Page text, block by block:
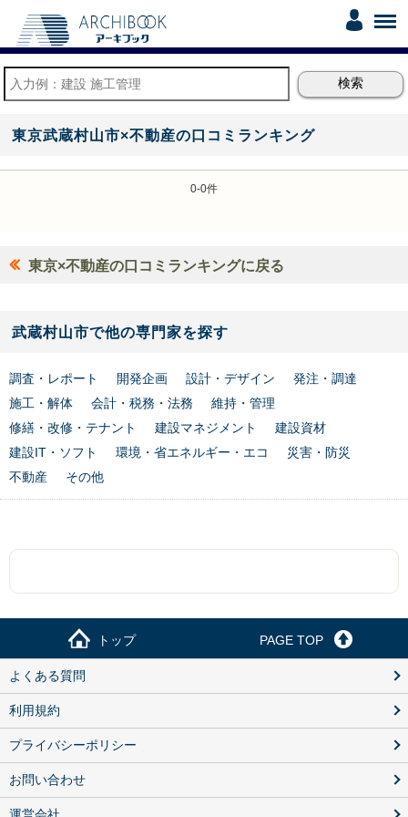
東京武蔵村山市×不動産の口コミランキング
0-0件
東京×不動産の口コミランキングに戻る
武蔵村山市で他の専門家を探す
調査・レポート 開発企画 設計・デザイン
発注・調達
施工・解体
会計・税務・法務
維持・管理
修繕・改修・テナント
建設マネジメント
建設資材
建設IT・ソフト
環境・省エネルギー・エコ
災害・防災
不動産
その他
トップ PAGE TOP
よくある質問
利用規約
プライバシーポリシー
お問い合わせ
運営会社